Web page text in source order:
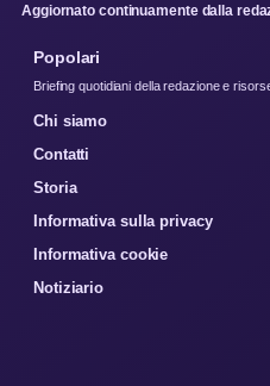
Aggiornato continuamente dalla
Popolari
Briefing quotidiani della redazione e
Chi siamo
Contatti
Storia
Informativa sulla privacy
Informativa cookie
Notiziario